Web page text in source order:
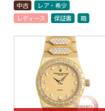
中古
レア・希少
レディース
保証書 箱